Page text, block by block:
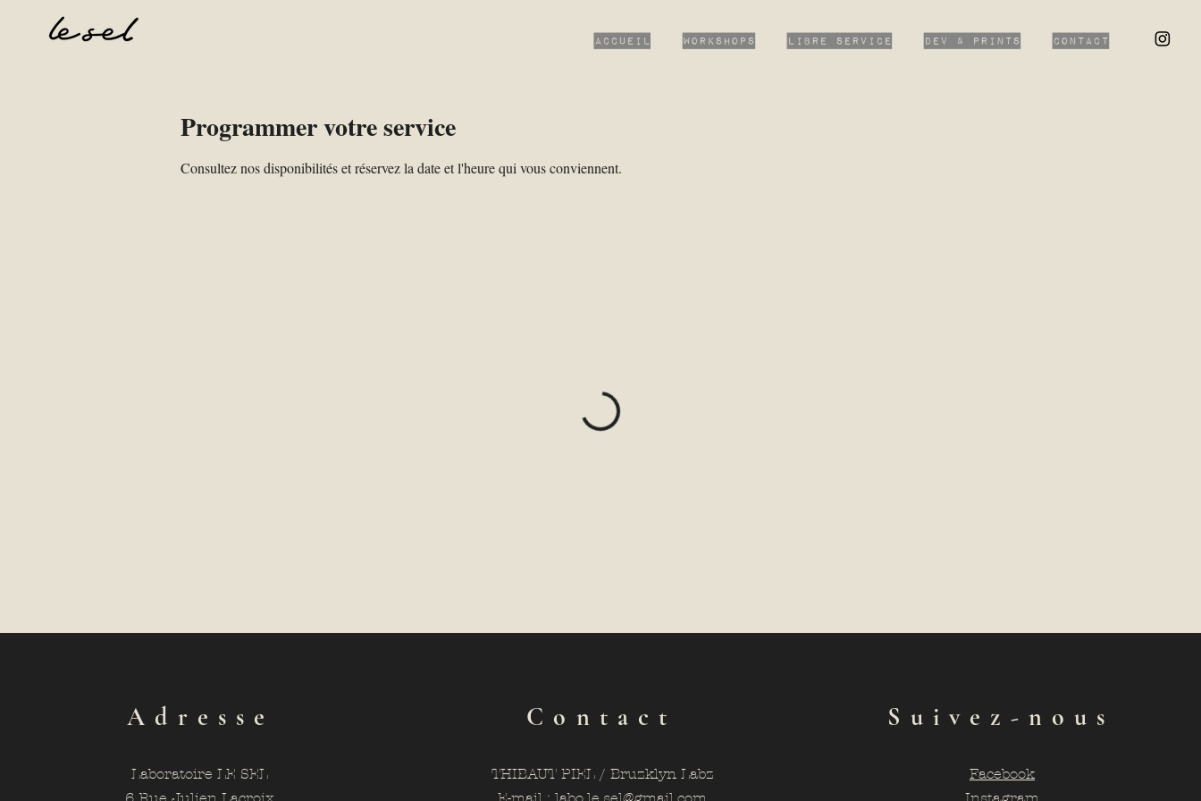
Accueil Workshops Libre Service Dev & Prints Contact
Programmer votre service
Consultez nos disponibilités et réservez la date et l'heure qui vous conviennent.
Adresse
Laboratoire LE SEL
Contact
THIBAUT PIEL / Bruzklyn Labz
Suivez-nous
Facebook